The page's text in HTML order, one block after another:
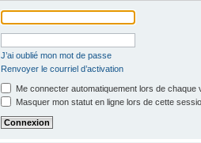
J’ai oublié mon mot de passe
Renvoyer le courriel d’activation
Me connecter automatiquement lors de chaque
Masquer mon statut en ligne lors de cette